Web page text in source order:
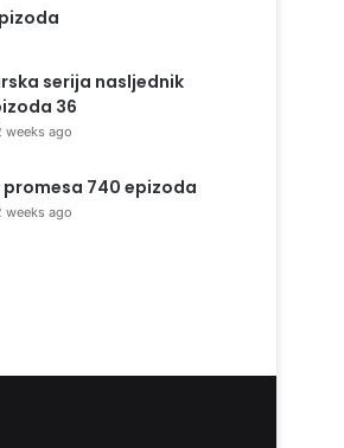
serija nasljednik
36
weeks ago
promesa 740 epizoda
weeks ago